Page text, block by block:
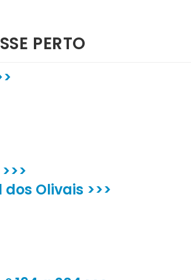
PERTO
Olivais >>>